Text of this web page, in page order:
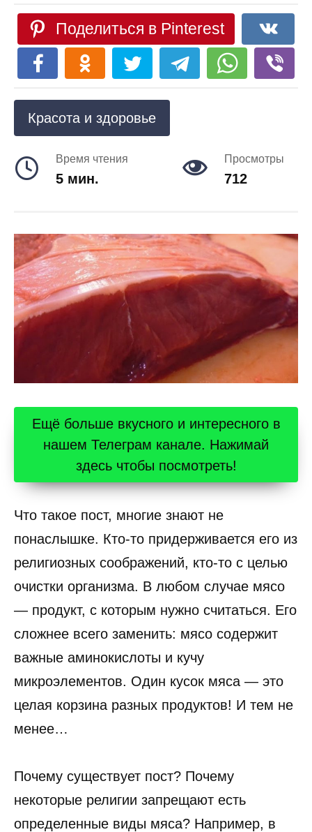
Поделиться в Pinterest
Красота и здоровье
Время чтения
5 мин.
Просмотры
712
Ещё больше вкусного и интересного в
нашем Телеграм канале. Нажимай
здесь чтобы посмотреть!
Что такое пост, многие знают не
понаслышке. Кто-то придерживается его из
религиозных соображений, кто-то с целью
очистки организма. В любом случае мясо
— продукт, с которым нужно считаться. Его
сложнее всего заменить: мясо содержит
важные аминокислоты и кучу
микроэлементов. Один кусок мяса — это
целая корзина разных продуктов! И тем не
менее…
Почему существует пост? Почему
некоторые религии запрещают есть
определенные виды мяса? Например, в